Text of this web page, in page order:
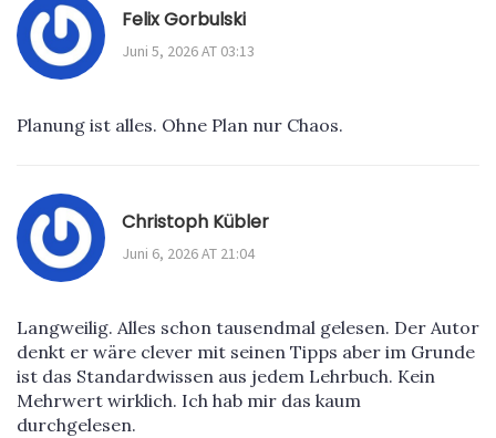
Felix Gorbulski
Juni 5, 2026 AT 03:13
Planung ist alles. Ohne Plan nur Chaos.
Christoph Kübler
Juni 6, 2026 AT 21:04
Langweilig. Alles schon tausendmal gelesen. Der Autor
denkt er wäre clever mit seinen Tipps aber im Grunde
ist das Standardwissen aus jedem Lehrbuch. Kein
Mehrwert wirklich. Ich hab mir das kaum
durchgelesen.